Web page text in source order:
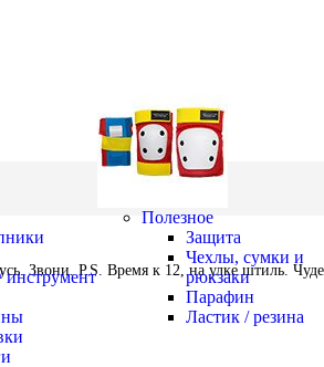
Полезное
Защита
Чехлы, сумки и
рюкзаки
Парафин
Ластик / резина
Звони. P.S. Время к 12, на улке штиль.